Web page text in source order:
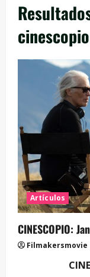
cinescopio
Artículos
CINESCOPIO:
Filmakersmovie